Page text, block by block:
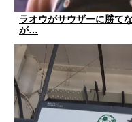
ラオウがサウザーに勝て
が…